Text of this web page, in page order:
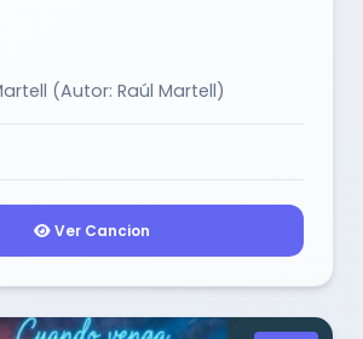
(Autor: Raúl Martell)
Ver Cancion